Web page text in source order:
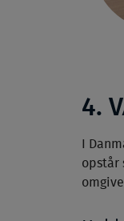
4.
I
opstår